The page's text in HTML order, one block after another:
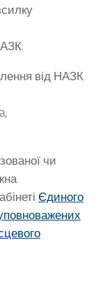
від НАЗК
чи
Єдиного